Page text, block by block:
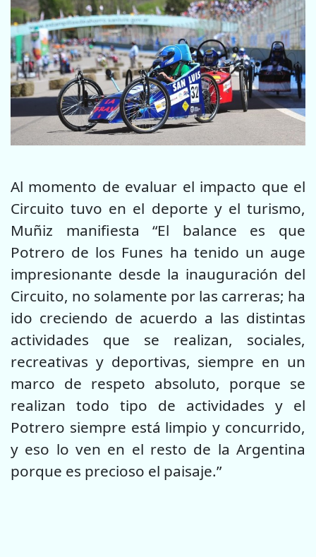
Al momento de evaluar el impacto que el
Circuito tuvo en el deporte y el turismo,
Muñiz manifiesta “El balance es que
Potrero de los Funes ha tenido un auge
impresionante desde la inauguración del
Circuito, no solamente por las carreras; ha
ido creciendo de acuerdo a las distintas
actividades que se realizan, sociales,
recreativas y deportivas, siempre en un
marco de respeto absoluto, porque se
realizan todo tipo de actividades y el
Potrero siempre está limpio y concurrido,
y eso lo ven en el resto de la Argentina
porque es precioso el paisaje.”